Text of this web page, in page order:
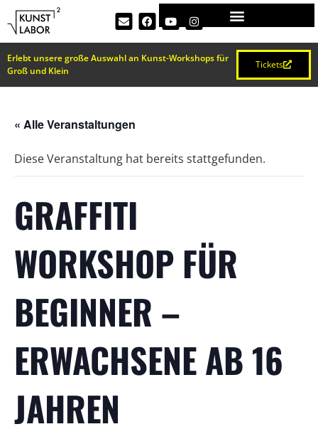
Erlebt unsere große Auswahl an Kunst-Workshops für
Groß und Klein
Tickets
« Alle Veranstaltungen
Diese Veranstaltung hat bereits stattgefunden.
GRAFFITI
WORKSHOP FÜR
BEGINNER –
ERWACHSENE AB 16
JAHREN